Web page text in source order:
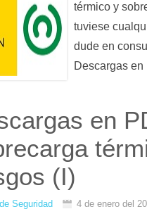
térmico y
tuviese
dude en
Descargas en
en
(I)
Seguridad 4 de enero del